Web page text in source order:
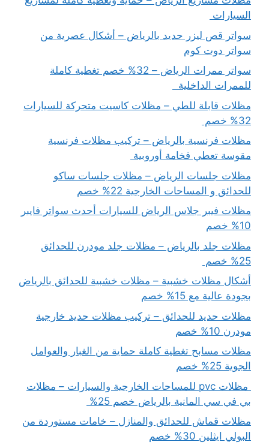
السيارات
سواتر قص ليزر حديد بالرياض – أشكال عصرية من
سواتر دوت كوم
سواتر ممرات الرياض – 32% خصم تغطية كاملة
للممرات الداخلية
مظلات قابلة للطي – مظلات كاسيت متحركة للسيارات
32% خصم
مظلات فرنسية بالرياض – تركيب مظلات فرنسية
مقوسة تعطي فخامة أوروبية
مظلات جلسات الرياض – مظلات جلسات ساكو
للحدائق و المساحات الخارجية 22% خصم
مظلات فيبر جلاس الرياض للسيارات أحدث سواتر فايبر
10% خصم
مظلات جلد بالرياض – مظلات جلد مودرن للحدائق
25% خصم
أشكال مظلات خشبية – مظلات خشبية للحدائق بالرياض
بجودة عالية مع 15% خصم
مظلات حديد للحدائق – تركيب مظلات حديد خارجية
مودرن 10% خصم
مظلات مسابح تغطية كاملة حماية من الغبار والعوامل
الجوية 25% خصم
مظلات pvc للمساحات الخارجية والسيارات – مظلات
بي في سي المانية بالرياض خصم 25%
مظلات قماش للحدائق والمنازل – خامات مستوردة من
البولي ايثلين 30% خصم